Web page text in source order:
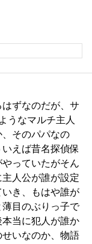
ずなのだが、サ
うなマルチ主人
そのパパなの
えば昔名探偵保
っていたがそん
人公が誰が設定
き、もはや誰が
目のぶりっ子で
当に犯人が誰か
いなのか、物語